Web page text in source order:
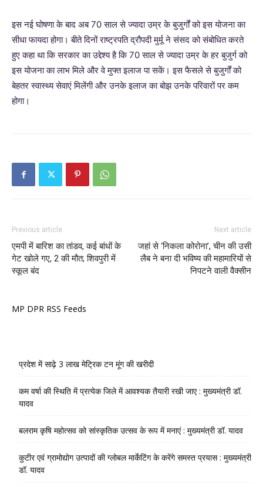
इस नई घोषणा के बाद अब 70 साल से ज्यादा उम्र के बुजुर्गों को इस योजना का
सीधा फायदा होगा। बीते दिनों राष्ट्रपति द्रौपदी मुर्मू ने संसद को संबोधित करते
हुए कहा था कि सरकार का उद्देश्य है कि 70 साल से ज्यादा उम्र के हर बुजुर्ग को
इस योजना का लाभ मिले और वे मुफ्त इलाज पा सकें। इस फैसले से बुजुर्गों को
बेहतर स्वास्थ्य सेवाएं मिलेंगी और उनके इलाज का बोझ उनके परिवारों पर कम
होगा।
Previous article
एमपी में बारिश का तांडव, कई बांधों के
गेट खोले गए, 2 की मौत; शिवपुरी में
स्कूल बंद
Next article
जहां से ‘निकला कोरोना’, चीन की उसी
लैब ने बना दी भविष्य की महामारियों से
निपटने वाली वैक्सीन
MP DPR RSS Feeds
प्रदेश में साढ़े 3 लाख मेट्रिक टन मूंग की खरीदी
कम वर्षा की स्थिति में प्रत्येक जिले में आवश्यक तैयारी रखी जाए : मुख्यमंत्री डॉ.
यादव
बलराम कृषि महोत्सव को सांस्कृतिक उत्सव के रूप में मनाएं : मुख्यमंत्री डॉ. यादव
कुटीर एवं ग्रामोद्योग उत्पादों की ग्लोबल मार्केटिंग के करेंगे समस्त प्रयास : मुख्यमंत्री
डॉ. यादव